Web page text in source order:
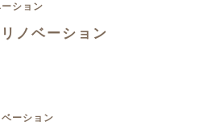
ノベーション